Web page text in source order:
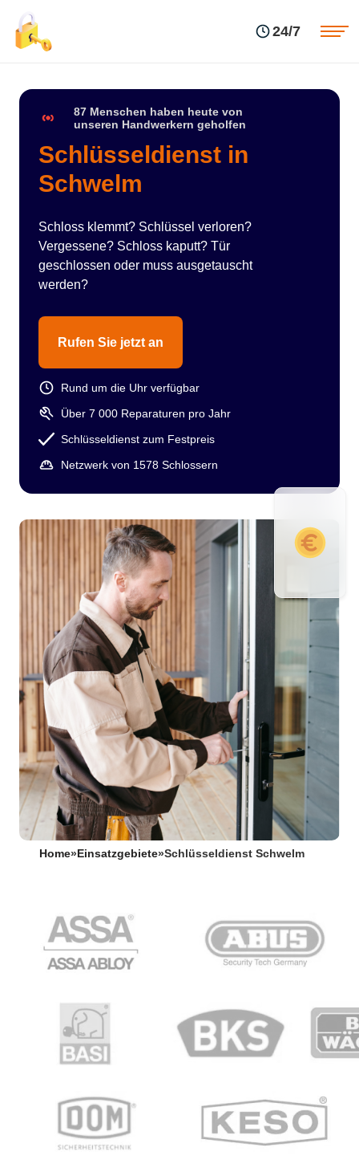
24/7
87 Menschen haben heute von
unseren Handwerkern geholfen
Schlüsseldienst in
Schwelm
Schloss klemmt? Schlüssel verloren?
Vergessene? Schloss kaputt? Tür
geschlossen oder muss ausgetauscht
werden?
Rufen Sie jetzt an
Rund um die Uhr verfügbar
Über 7 000 Reparaturen pro Jahr
Schlüsseldienst zum Festpreis
Netzwerk von 1578 Schlossern
Home» Einsatzgebiete»Schlüsseldienst Schwelm